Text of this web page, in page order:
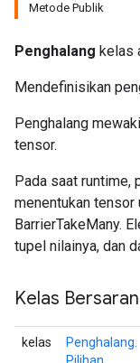
Metode Publik
Penghalang kelas
Mendefinisikan
Penghalang
tensor.
Pada saat runtime,
menentukan tensor
BarrierTakeMany.
tupel nilainya, dan
Kelas
kelas
Penghalang.